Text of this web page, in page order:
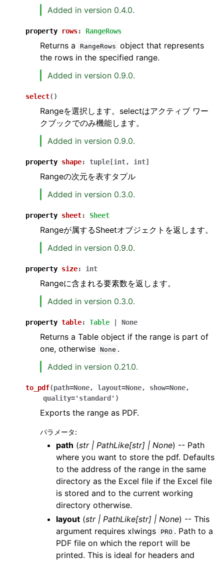
Added in version 0.4.0.
property rows: RangeRows
Returns a RangeRows object that represents
the rows in the specified range.
Added in version 0.9.0.
select( )
Rangeを選択します。selectはアクティブ ワー
クブックでのみ機能します。
Added in version 0.9.0.
property shape: tuple [int, int]
Rangeの次元を表すタプル
Added in version 0.3.0.
property sheet: Sheet
Rangeが属するSheetオブジェクトを返します。
Added in version 0.9.0.
property size: int
Rangeに含まれる要素数を返します。
Added in version 0.3.0.
property table: Table None
Returns a Table object if the range is part of
one, otherwise None .
Added in version 0.21.0.
to_pdf(path=None, layout=None, show=None,
quality='standard' )
Exports the range as PDF.
パラメータ:
path (str| PathLike[str] | None) -- Path
where you want to store the pdf. Defaults
to the address of the range in the same
directory as the Excel file if the Excel file
is stored and to the current working
directory otherwise.
layout (str| PathLike[str] | None) -- This
argument requires xlwings
PRO . Path to a
PDF file on which the report will be
printed. This is ideal for headers and